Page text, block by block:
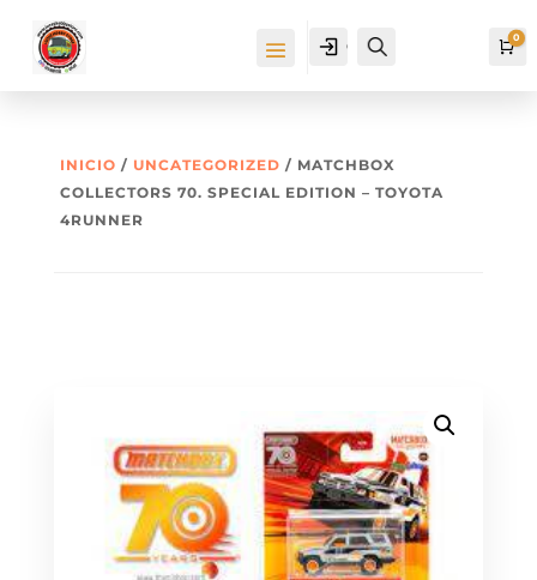
Cuenta 0
INICIO / UNCATEGORIZED / MATCHBOX
COLLECTORS 70. SPECIAL EDITION – TOYOTA
4RUNNER